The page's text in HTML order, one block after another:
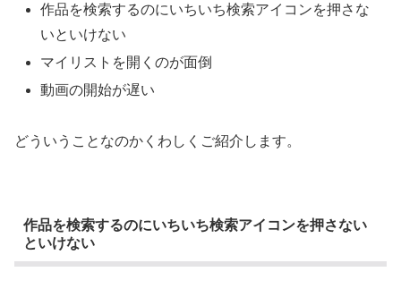
作品を検索するのにいちいち検索アイコンを押さな
いといけない
マイリストを開くのが面倒
動画の開始が遅い
どういうことなのかくわしくご紹介します。
作品を検索するのにいちいち検索アイコンを押さない
といけない